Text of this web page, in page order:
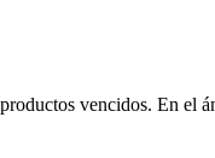
vencidos. En el